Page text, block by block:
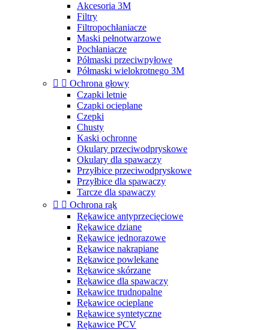
Akcesoria 3M
Filtry
Filtropochłaniacze
Maski pełnotwarzowe
Pochłaniacze
Półmaski przeciwpyłowe
Półmaski wielokrotnego 3M
  Ochrona głowy
Czapki letnie
Czapki ocieplane
Czepki
Chusty
Kaski ochronne
Okulary przeciwodpryskowe
Okulary dla spawaczy
Przyłbice przeciwodpryskowe
Przyłbice dla spawaczy
Tarcze dla spawaczy
  Ochrona rąk
Rękawice antyprzecięciowe
Rękawice dziane
Rękawice jednorazowe
Rękawice nakrapiane
Rękawice powlekane
Rękawice skórzane
Rękawice dla spawaczy
Rękawice trudnopalne
Rękawice ocieplane
Rękawice syntetyczne
Rękawice PCV